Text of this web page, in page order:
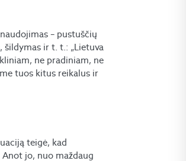
– pustuščių
ir t. t.: „Lietuva
ne pradiniam, ne
tuos kitus reikalus ir
teigė, kad
jo, nuo maždaug